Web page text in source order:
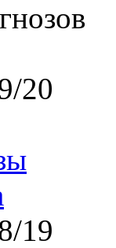
20
19